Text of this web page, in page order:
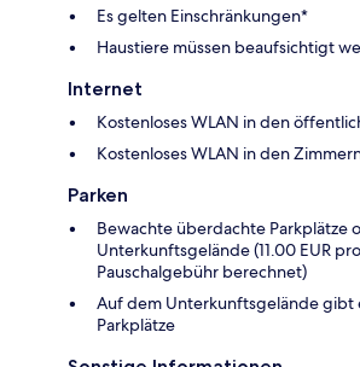
Es gelten Einschränkungen*
Haustiere müssen beaufsichtigt
Internet
Kostenloses WLAN in den
Kostenloses WLAN in den
Parken
Bewachte überdachte Parkplätze
Unterkunftsgelände (11.00 EUR
Pauschalgebühr berechnet)
Auf dem Unterkunftsgelände gibt
Parkplätze